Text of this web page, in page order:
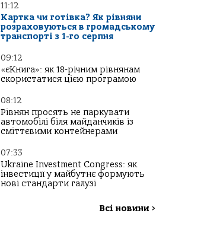
11:12
Картка чи готівка? Як рівняни
розраховуються в громадському
транспорті з 1-го серпня
09:12
«єКнига»: як 18-річним рівнянам
скористатися цією програмою
08:12
Рівнян просять не паркувати
автомобілі біля майданчиків із
сміттєвими контейнерами
07:33
Ukraine Investment Congress: як
інвестиції у майбутнє формують
нові стандарти галузі
Всі новини >